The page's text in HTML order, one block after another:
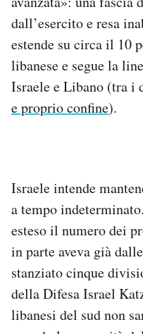
dall’esercito e resa
estende su circa il 10
libanese e segue la
Israele e Libano (tra i
e proprio confine).
Israele intende
a tempo
esteso il numero dei
in parte aveva già dalle
stanziato cinque
della Difesa Israel
libanesi del sud non